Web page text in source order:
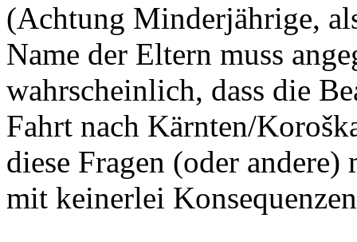
(Achtung Minderjährige,
Name der Eltern muss
wahrscheinlich, dass die
Fahrt nach Kärnten/
diese Fragen (oder
mit keinerlei